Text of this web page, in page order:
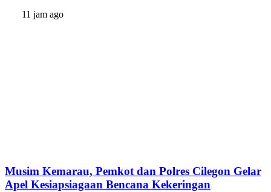
11 jam ago
Musim Kemarau, Pemkot dan Polres Cilegon Gelar
Apel Kesiapsiagaan Bencana Kekeringan